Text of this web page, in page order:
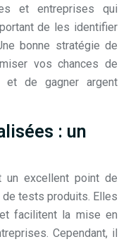
et entreprises qui
de les identifier
bonne stratégie de
vos chances de
et de gagner argent
: un
un excellent point de
tests produits. Elles
facilitent la mise en
Cependant, il